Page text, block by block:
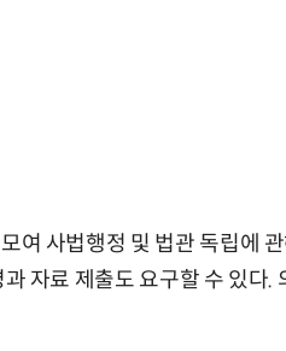
여 사법행정 및 법관 독립에
자료 제출도 요구할 수 있다.